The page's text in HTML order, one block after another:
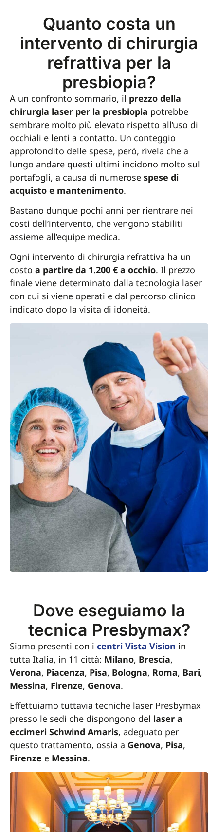
Quanto costa un
intervento di chirurgia
refrattiva per la
presbiopia?
A un confronto sommario, il prezzo della
chirurgia laser per la presbiopia potrebbe
sembrare molto più elevato rispetto all’uso di
occhiali e lenti a contatto. Un conteggio
approfondito delle spese, però, rivela che a
lungo andare questi ultimi incidono molto sul
portafogli, a causa di numerose spese di
acquisto e mantenimento.
Bastano dunque pochi anni per rientrare nei
costi dell’intervento, che vengono stabiliti
assieme all’equipe medica.
Ogni intervento di chirurgia refrattiva ha un
costo a partire da 1.200 € a occhio. Il prezzo
finale viene determinato dalla tecnologia laser
con cui si viene operati e dal percorso clinico
indicato dopo la visita di idoneità.
Dove eseguiamo la
tecnica Presbymax?
Siamo presenti con i centri Vista Vision in
tutta Italia, in 11 città: Milano, Brescia,
Verona, Piacenza, Pisa, Bologna, Roma, Bari,
Messina, Firenze, Genova.
Effettuiamo tuttavia tecniche laser Presbymax
presso le sedi che dispongono del laser a
eccimeri Schwind Amaris, adeguato per
questo trattamento, ossia a Genova, Pisa,
Firenze e Messina.